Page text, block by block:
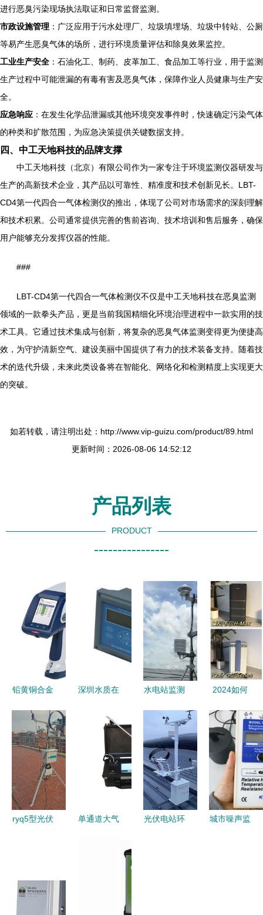
进行恶臭污染现场执法取证和日常监督监测。
市政设施管理 ：广泛应用于污水处理厂、垃圾填埋场、垃圾中转站、公厕
等易产生恶臭气体的场所，进行环境质量评估和除臭效果监控。
工业生产安全 ：石油化工、制药、皮革加工、食品加工等行业，用于监测
生产过程中可能泄漏的有毒有害及恶臭气体，保障作业人员健康与生产安
全。
应急响应 ：在发生化学品泄漏或其他环境突发事件时，快速确定污染气体
的种类和扩散范围，为应急决策提供关键数据支持。
四、中工天地科技的品牌支撑
中工天地科技（北京）有限公司作为一家专注于环境监测仪器研发与
生产的高新技术企业，其产品以可靠性、精准度和技术创新见长。LBT-
CD4第一代四合一气体检测仪的推出，体现了公司对市场需求的深刻理解
和技术积累。公司通常提供完善的售前咨询、技术培训和售后服务，确保
用户能够充分发挥仪器的性能。
###
LBT-CD4第一代四合一气体检测仪不仅是中工天地科技在恶臭监测
领域的一款拳头产品，更是当前我国精细化环境治理进程中一款实用的技
术工具。它通过技术集成与创新，将复杂的恶臭气体监测变得更为便捷高
效，为守护清新空气、建设美丽中国提供了有力的技术装备支持。随着技
术的迭代升级，未来此类设备将在智能化、网络化和检测精度上实现更大
的突破。
如若转载，请注明出处：http://www.vip-guizu.com/product/89.html
更新时间：2026-08-06 14:52:12
产品列表
PRODUCT
----------------
铅黄铜合金
器 高清大
图与环保监
测新利器
深圳水质在
系统价格、
批发与供应
——谷瀑环
保环境监测
水电站监测
的协同保障
守护水能源
生态安全
2024如何
化器才能不
踩坑？除醛
除菌哪家
强？iM、小
米、霍尼韦
尔、
ryq5型光伏
单通道大气
光伏电站环
城市噪声监